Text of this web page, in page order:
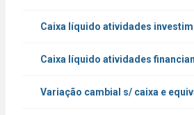
Caixa líquido atividades
Caixa líquido atividades
Variação cambial s/ caixa e